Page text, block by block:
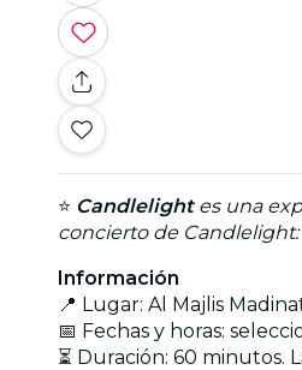
⭐ Candlelightes una
concierto de
Información
📍 Lugar: Al Majlis
📅 Fechas y horas:
⏳ Duración: 60